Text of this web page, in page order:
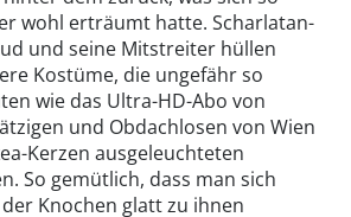
wohl erträumt hatte. Scharlatan-
und seine Mitstreiter hüllen
Kostüme, die ungefähr so
wie das Ultra-HD-Abo von
und Obdachlosen von Wien
Kerzen ausgeleuchteten
So gemütlich, dass man sich
Knochen glatt zu ihnen